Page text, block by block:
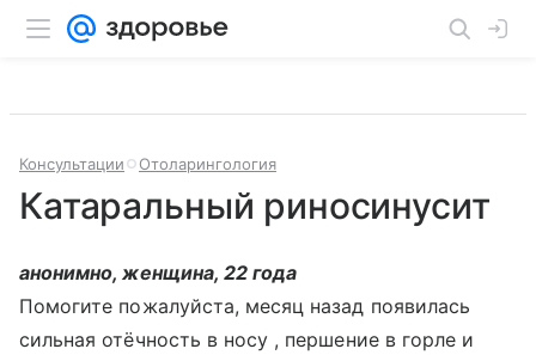
Консультации Отоларингология
Катаральный риносинусит
анонимно, женщина, 22 года
Помогите пожалуйста, месяц назад появилась
сильная отёчность в носу , першение в горле и